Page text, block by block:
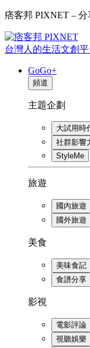
痞客邦 PIXNET –
台灣人的生活文創平
GoGo+
頻道
主題企劃
大試用時
社群影響
StyleMe
旅遊
國內旅遊
國外旅遊
美食
美味食記
食譜分享
影視
電影評論
視聽娛樂